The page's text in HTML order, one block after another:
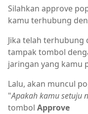
Silahkan approve
kamu terhubung
Jika telah terhubung
tampak tombol
jaringan yang kamu
Lalu, akan muncul
"Apakah kamu setuju
tombol Approve